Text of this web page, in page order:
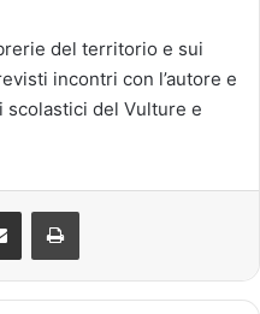
del territorio e sui
incontri con l’autore e
del Vulture e